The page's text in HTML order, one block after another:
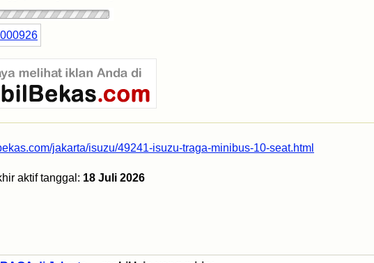
jakarta/isuzu/49241-isuzu-traga-minibus-10-seat.html
aktif tanggal: 18 Juli 2026